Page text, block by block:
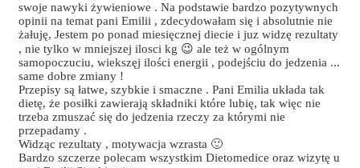
swoje nawyki żywieniowe . Na podstawie bardzo pozytywnych
opinii na temat pani Emilii , zdecydowałam się i absolutnie nie
żałuję, Jestem po ponad miesięcznej diecie i juz widzę rezultaty
, nie tylko w mniejszej ilosci kg 😉 ale też w ogólnym
samopoczuciu, wiekszęj ilości energii , podejściu do jedzenia ...
same dobre zmiany !
Przepisy są łatwe, szybkie i smaczne . Pani Emilia układa tak
dietę, że posiłki zawierają składniki które lubię, tak więc nie
trzeba zmuszać się do jedzenia rzeczy za którymi nie
przepadamy .
Widząc rezultaty , motywacja wzrasta 🙂
Bardzo szczerze polecam wszystkim Dietomedice oraz wizytę u